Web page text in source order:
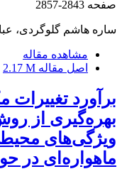
صفحه 2843-2857
ساره هاشم گلوگردی،
مشاهده مقاله
اصل مقاله 2.17 M
برآورد
بهره‌گیری از
ویژگی‌های
ماهواره‌ای در